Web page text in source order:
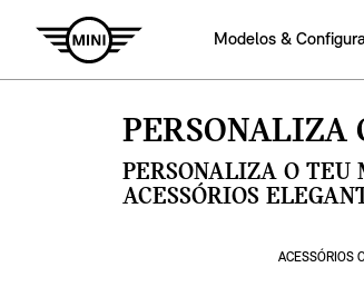
Modelos &
PERSONALIZA
PERSONALIZA O
ACESSÓRIOS
ACESSÓRIOS